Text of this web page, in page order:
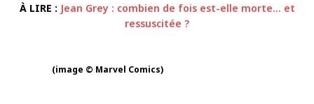
À LIRE : Jean Grey : combien de fois est-elle morte… et
ressuscitée ?
(image © Marvel Comics)